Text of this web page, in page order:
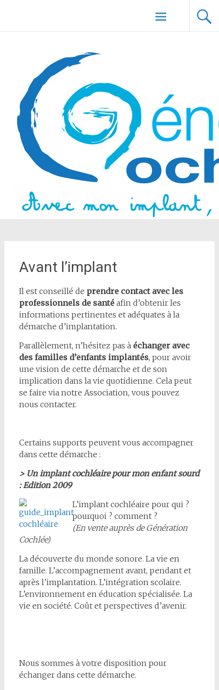
Aller au
contenu
principal
Avant l’implant
Il est conseillé de prendre contact avec les
professionnels de santéafin d’obtenir les
informations pertinentes et adéquates à la
démarche d’implantation.
Parallèlement, n’hésitez pas à échanger avec
des familles d’enfants implantés, pour avoir
une vision de cette démarche et de son
implication dans la vie quotidienne. Cela peut
se faire via notre Association, vous pouvez
nous contacter.
Certains supports peuvent vous accompagner
dans cette démarche :
> Un implant cochléaire pour mon enfant sourd
: Edition 2009
L’implant cochléaire pour qui ?
pourquoi ? comment ?
(En vente auprès de Génération
Cochlée)
La découverte du monde sonore. La vie en
famille. L’accompagnement avant, pendant et
après l’implantation. L’intégration scolaire.
L’environnement en éducation spécialisée. La
vie en société. Coût et perspectives d’avenir.
Nous sommes à votre disposition pour
échanger dans cette démarche.